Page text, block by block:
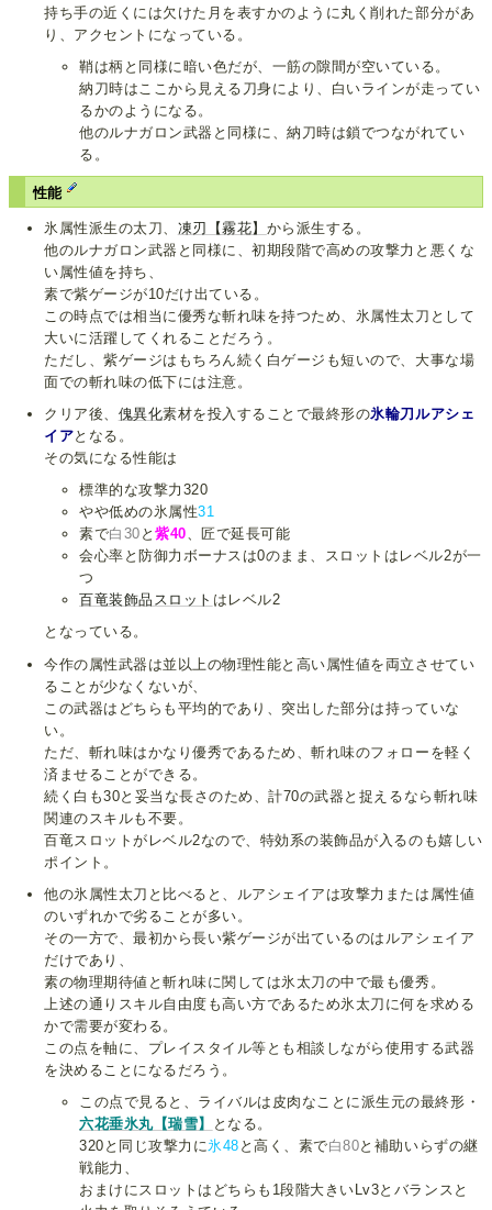
持ち手の近くには欠けた月を表すかのように丸く削れた部分があ
り、アクセントになっている。
鞘は柄と同様に暗い色だが、一筋の隙間が空いている。
納刀時はここから見える刀身により、白いラインが走ってい
るかのようになる。
他のルナガロン武器と同様に、納刀時は鎖でつながれてい
る。
性能
氷属性派生の太刀、 凍刃【霧花】 から派生する。
他のルナガロン武器と同様に、初期段階で高めの攻撃力と悪くな
い属性値を持ち、
素で紫ゲージが10だけ出ている。
この時点では相当に優秀な斬れ味を持つため、氷属性太刀として
大いに活躍してくれることだろう。
ただし、紫ゲージはもちろん続く白ゲージも短いので、大事な場
面での斬れ味の低下には注意。
クリア後、 傀異化素材を投入することで最終形の氷輪刀ルアシェ
イアとなる。
その気になる性能は
標準的な攻撃力320
やや低めの氷属性31
素で白30 と紫40、匠で延長可能
会心率と防御力ボーナスは0のまま、スロットはレベル2が一
つ
百竜装飾品スロット はレベル2
となっている。
今作の属性武器は並以上の物理性能と高い属性値を両立させてい
ることが少なくないが、
この武器はどちらも平均的であり、突出した部分は持っていな
い。
ただ、斬れ味はかなり優秀であるため、斬れ味のフォローを軽く
済ませることができる。
続く白も30と妥当な長さのため、計70の武器と捉えるなら斬れ味
関連のスキルも不要。
百竜スロットがレベル2なので、特効系の装飾品が入るのも嬉しい
ポイント。
他の氷属性太刀と比べると、ルアシェイアは攻撃力または属性値
のいずれかで劣ることが多い。
その一方で、最初から長い紫ゲージが出ているのはルアシェイア
だけであり、
素の物理期待値と斬れ味に関しては氷太刀の中で最も優秀。
上述の通りスキル自由度も高い方であるため氷太刀に何を求める
かで需要が変わる。
この点を軸に、プレイスタイル等とも相談しながら使用する武器
を決めることになるだろう。
この点で見ると、ライバルは皮肉なことに派生元の最終形・
六花垂氷丸【瑞雪】
となる。
320と同じ攻撃力に 氷48 と高く、素で白80と補助いらずの継
戦能力、
おまけにスロットはどちらも1段階大きいLv3とバランスと